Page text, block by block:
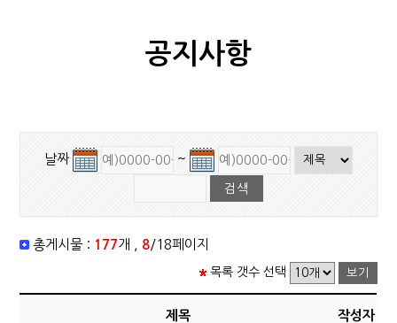
공지사항
날짜 ~
총게시물 : 177 개 , 8/18페이지
목록 갯수 선택
제목 작성자